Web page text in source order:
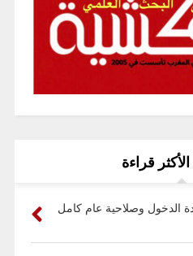
الأكثر قراءة
الدخول وصلاحية عام كامل